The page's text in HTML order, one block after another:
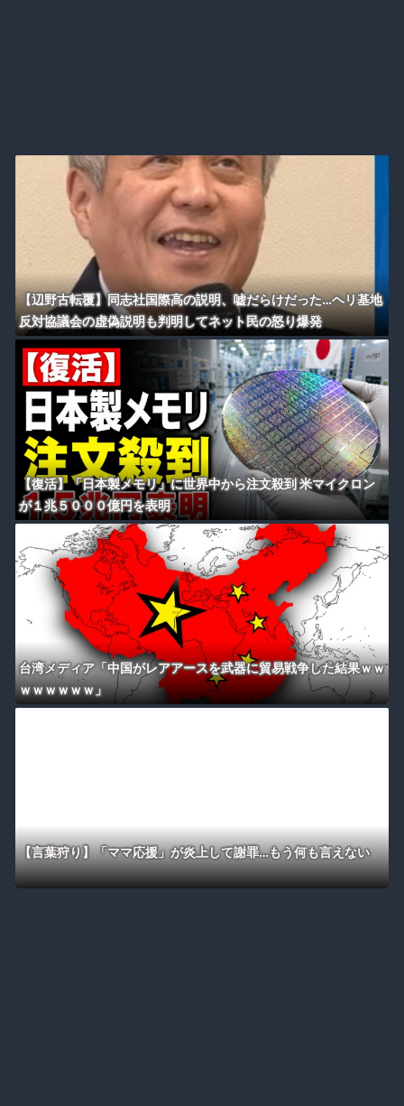
【辺野古転覆】同志社国際高の説明、嘘だらけだった…ヘリ基地
反対協議会の虚偽説明も判明してネット民の怒り爆発
【復活】「日本製メモリ」に世界中から注文殺到 米マイクロン
が１兆５０００億円を表明
台湾メディア「中国がレアアースを武器に貿易戦争した結果ｗｗ
ｗｗｗｗｗｗ」
【言葉狩り】「ママ応援」が炎上して謝罪…もう何も言えない